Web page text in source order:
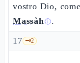
vostro Dio,
Massàhⓘ.
17 🗝️2